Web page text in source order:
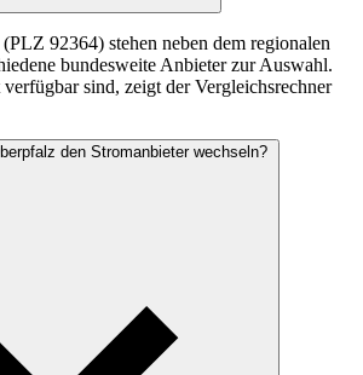
92364) stehen neben dem regionalen
bundesweite Anbieter zur Auswahl.
sind, zeigt der Vergleichsrechner
den Stromanbieter wechseln?